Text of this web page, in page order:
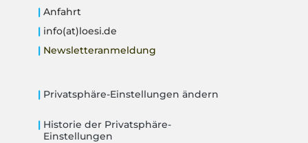
| Anfahrt
| info(at)loesi.de
| Newsletteranmeldung
| Privatsphäre-Einstellungen ändern
| Historie der Privatsphäre-
Einstellungen